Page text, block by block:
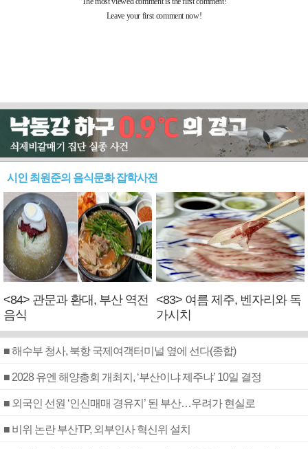
시인 최원준의 음식문화 잡학사전
<84> 관문과 환대, 부산 역전
음식
<83> 여름 제주, 벤자리와 독
가시치
■ 해수부 청사, 북항 국제여객터미널 옆에 선다(종합)
■ 2028 유엔 해양총회 개최지, ‘부산이냐 제주냐’ 10일 결정
■ 외국인 선원 ‘인신매매 경유지’ 된 부산…우려가 현실로
■ 비위 논란 부산TP, 외부인사 혁신위 설치